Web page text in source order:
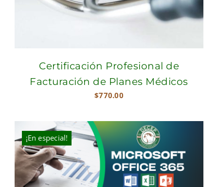
Certificación Profesional de
Facturación de Planes Médicos
$770.00
¡En especial!